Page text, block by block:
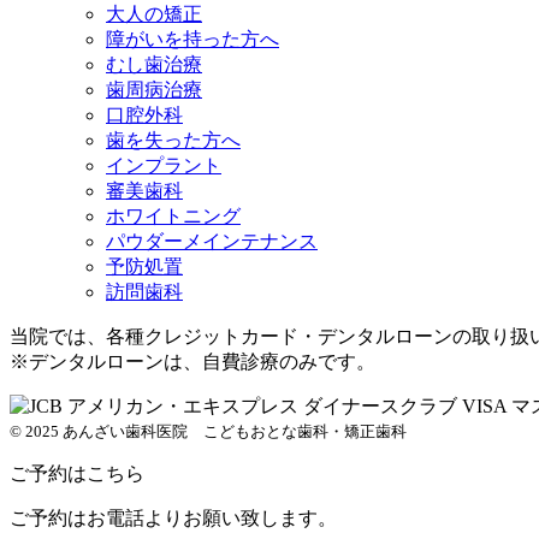
大人の矯正
障がいを持った方へ
むし歯治療
歯周病治療
口腔外科
歯を失った方へ
インプラント
審美歯科
ホワイトニング
パウダーメインテナンス
予防処置
訪問歯科
当院では、各種クレジットカード・デンタルローンの取り扱
※デンタルローンは、自費診療のみです。
© 2025 あんざい歯科医院 こどもおとな歯科・矯正歯科
ご予約はこちら
ご予約はお電話よりお願い致します。